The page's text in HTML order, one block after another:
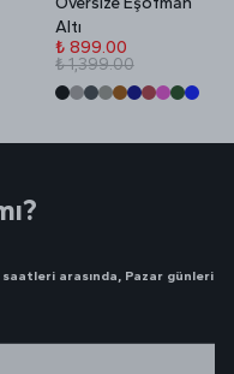
Altı
₺ 899.00
₺ 1,399.00
arasında, Pazar günleri